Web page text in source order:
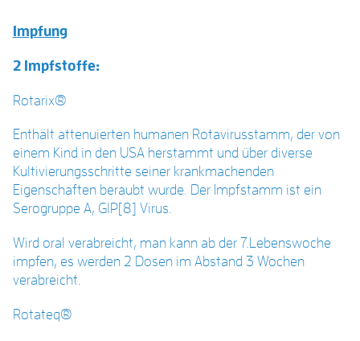
Impfung
2 Impfstoffe:
Rotarix®
Enthält attenuierten humanen Rotavirusstamm, der von
einem Kind in den USA herstammt und über diverse
Kultivierungsschritte seiner krankmachenden
Eigenschaften beraubt wurde. Der Impfstamm ist ein
Serogruppe A, G1P[8] Virus.
Wird oral verabreicht, man kann ab der 7.Lebenswoche
impfen, es werden 2 Dosen im Abstand 3 Wochen
verabreicht.
Rotateq®